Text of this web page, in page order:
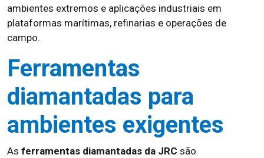
ambientes extremos e aplicações industriais em
plataformas marítimas, refinarias e operações de
campo.
Ferramentas
diamantadas para
ambientes exigentes
As ferramentas diamantadas da JRC são